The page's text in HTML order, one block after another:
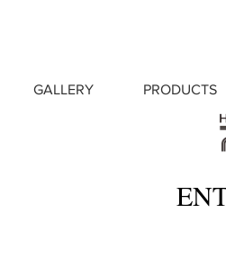
GALLERY PRODUCTS